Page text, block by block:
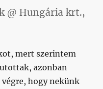
@ Hungária krt.,
mert szerintem
azonban
hogy nekünk